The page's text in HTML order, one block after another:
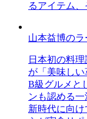
るアイテム、
山本益博のラ
日本初の料
が「美味し
B級グルメと
ンも認める
新時代に向